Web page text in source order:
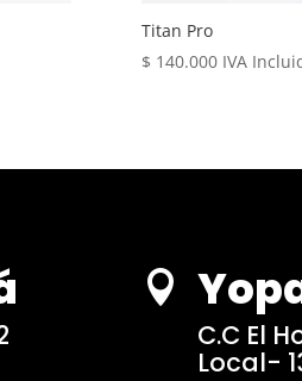
Titan Pro
$ 140.000 IVA

C.C El
Local-